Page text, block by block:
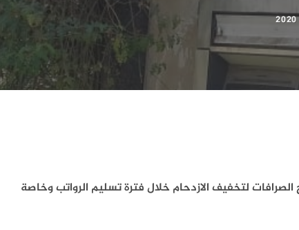
لتخفيف الازدحام خلال فترة تسليم الرواتب وخاصة